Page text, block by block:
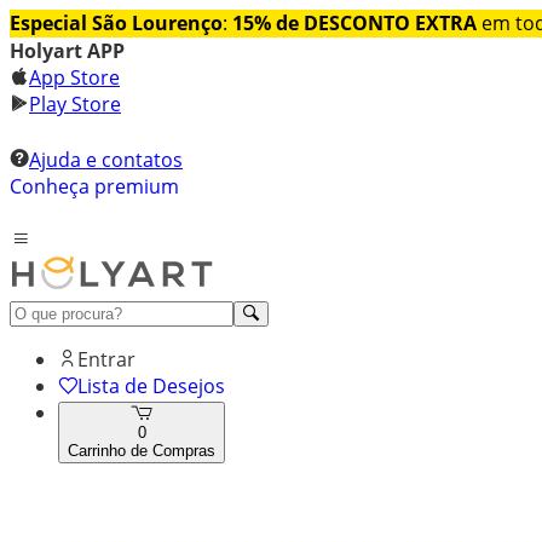
Especial São Lourenço: 15% de DESCONTO EXTRA em
Holyart APP
App Store
Play Store
Ajuda e contatos
Conheça premium
Entrar
Lista de Desejos
0
Carrinho de Compras